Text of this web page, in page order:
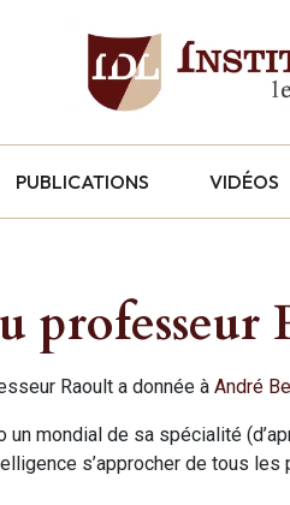
PUBLICATIONS VIDÉOS
professeur
Raoult a donnée à André
mondial de sa spécialité
s’approcher de tous